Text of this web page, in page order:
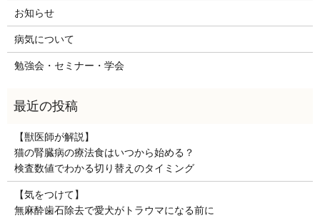
お知らせ
病気について
勉強会・セミナー・学会
【獣医師が解説】
猫の腎臓病の療法食はいつから始める？
検査数値でわかる切り替えのタイミング
【気をつけて】
無麻酔歯石除去で愛犬がトラウマになる前に